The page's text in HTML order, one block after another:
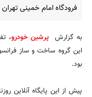
فرودگاه امام خمینی
به گزارشپرشین خودرو،
بود.
پیش از این پایگاه آنلاین